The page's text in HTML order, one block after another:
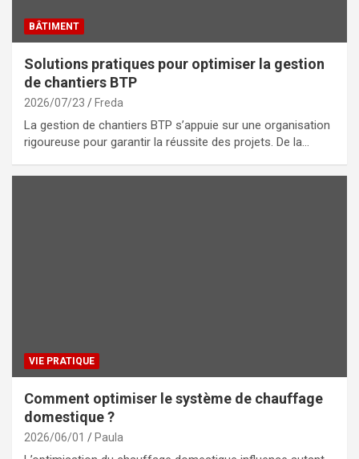
BÂTIMENT
Solutions pratiques pour optimiser la gestion
de chantiers BTP
2026/07/23 Freda
La gestion de chantiers BTP s’appuie sur une organisation
rigoureuse pour garantir la réussite des projets. De la…
VIE PRATIQUE
Comment optimiser le système de chauffage
domestique ?
2026/06/01 Paula